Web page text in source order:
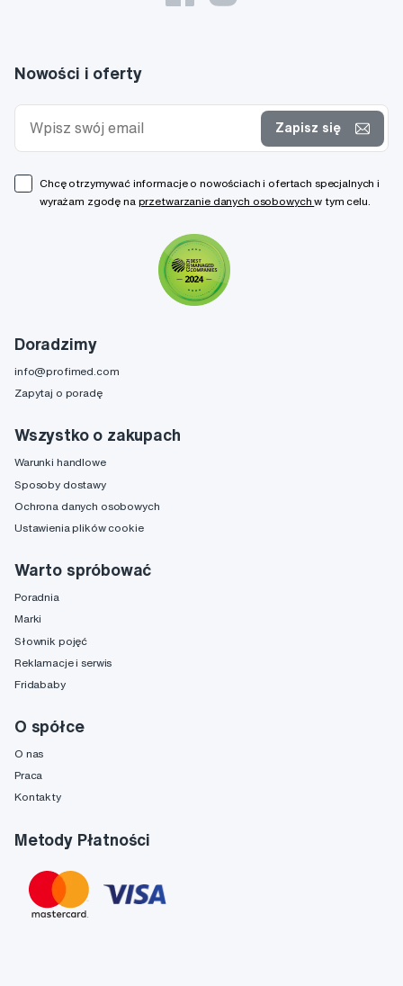
Doradzimy
info@profimed.com
Zapytaj o poradę
Wszystko o zakupach
Warunki handlowe
Sposoby dostawy
Ochrona danych osobowych
Ustawienia plików cookie
Warto spróbować
Poradnia
Marki
Słownik pojęć
Reklamacje i serwis
Fridababy
O spółce
O nas
Praca
Kontakty
Metody Płatności
Nowości i oferty
Zapisz się
Chcę otrzymywać informacje o nowościach i ofertach specjalnych i
wyrażam zgodę na przetwarzanie danych osobowychw tym celu.